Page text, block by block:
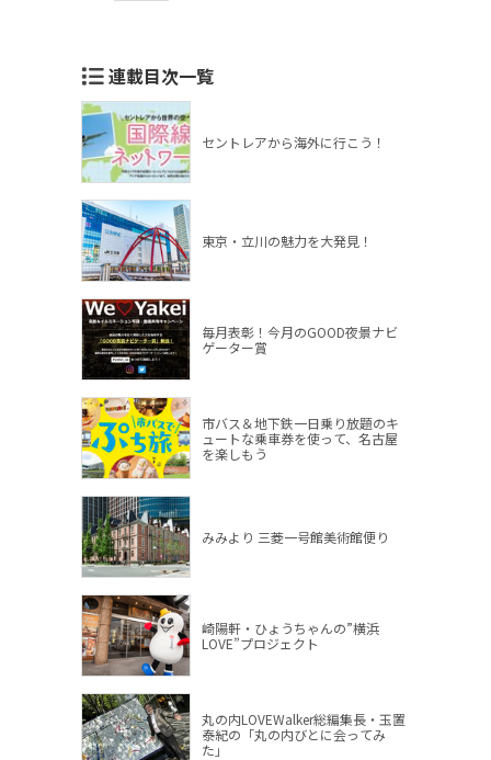
連載目次一覧
セントレアから海外に行こう！
東京・立川の魅力を大発見！
毎月表彰！今月のGOOD夜景ナビ
ゲーター賞
市バス＆地下鉄一日乗り放題のキ
ュートな乗車券を使って、名古屋
を楽しもう
みみより 三菱一号館美術館便り
崎陽軒・ひょうちゃんの”横浜
LOVE”プロジェクト
丸の内LOVEWalker総編集長・玉置
泰紀の「丸の内びとに会ってみ
た」